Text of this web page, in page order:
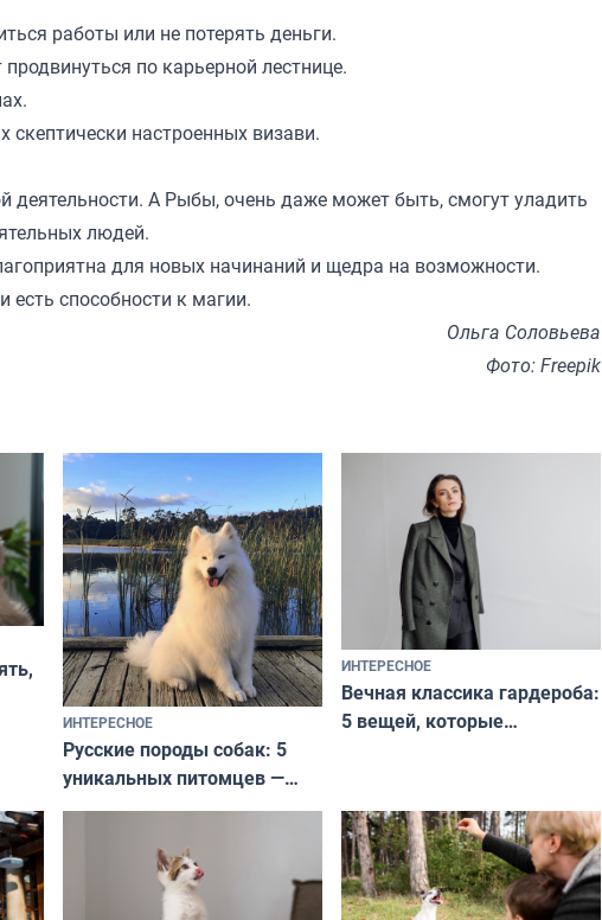
работы или не потерять деньги.
по карьерной лестнице.
настроенных визави.
деятельности. А Рыбы, очень даже может быть, смогут уладить
людей.
для новых начинаний и щедра на возможности.
есть способности к магии.
Ольга Соловьева
Фото: Freepik
ИНТЕРЕСНОЕ
Русские породы собак: 5
уникальных питомцев —
национальные сокровища
и характером
ИНТЕРЕСНОЕ
Вечная классика гардероба:
5 вещей, которые
и актуально в любой сезон